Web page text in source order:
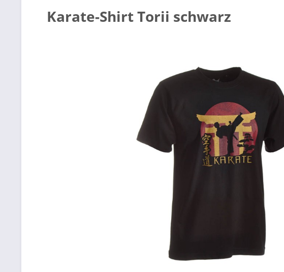
Karate-Shirt Torii schwarz